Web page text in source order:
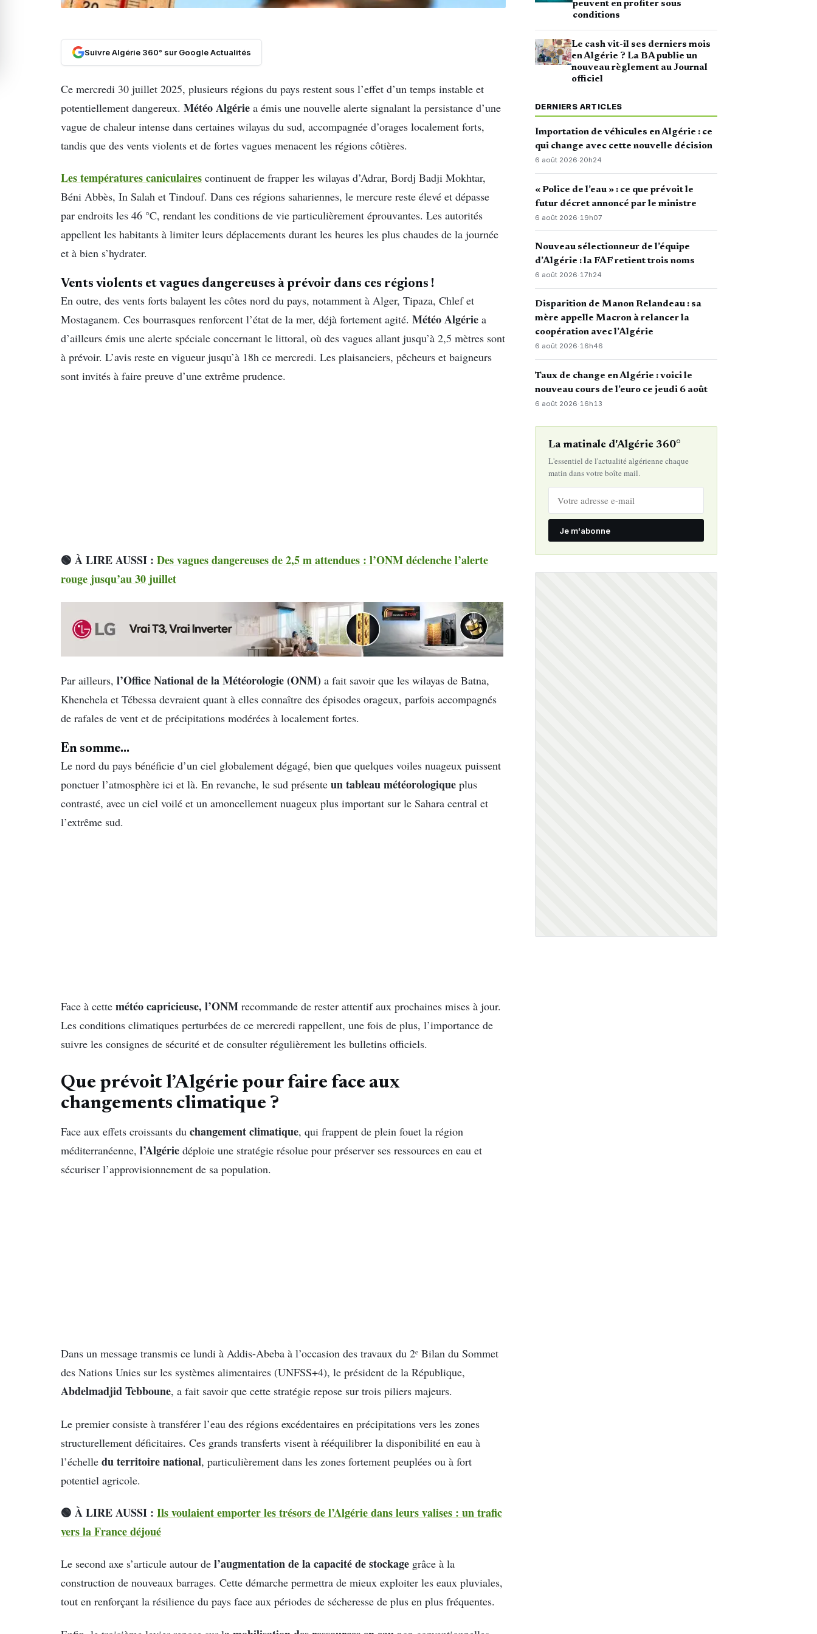
Suivre Algérie 360° sur Google Actualités
Ce mercredi 30 juillet 2025, plusieurs régions du pays restent sous l’effet d’un temps instable et
potentiellement dangereux. Météo Algérie a émis une nouvelle alerte signalant la persistance d’une
vague de chaleur intense dans certaines wilayas du sud, accompagnée d’orages localement forts,
tandis que des vents violents et de fortes vagues menacent les régions côtières.
Les températures caniculaires continuent de frapper les wilayas d’Adrar, Bordj Badji Mokhtar,
Béni Abbès, In Salah et Tindouf. Dans ces régions sahariennes, le mercure reste élevé et dépasse
par endroits les 46 °C, rendant les conditions de vie particulièrement éprouvantes. Les autorités
appellent les habitants à limiter leurs déplacements durant les heures les plus chaudes de la journée
et à bien s’hydrater.
Vents violents et vagues dangereuses à prévoir dans ces régions !
En outre, des vents forts balayent les côtes nord du pays, notamment à Alger, Tipaza, Chlef et
Mostaganem. Ces bourrasques renforcent l’état de la mer, déjà fortement agité. Météo Algérie a
d’ailleurs émis une alerte spéciale concernant le littoral, où des vagues allant jusqu’à 2,5 mètres sont
à prévoir. L’avis reste en vigueur jusqu’à 18h ce mercredi. Les plaisanciers, pêcheurs et baigneurs
sont invités à faire preuve d’une extrême prudence.
🟢 À LIRE AUSSI : Des vagues dangereuses de 2,5 m attendues : l’ONM déclenche l’alerte
rouge jusqu’au 30 juillet
Par ailleurs, l’Office National de la Météorologie (ONM) a fait savoir que les wilayas de Batna,
Khenchela et Tébessa devraient quant à elles connaître des épisodes orageux, parfois accompagnés
de rafales de vent et de précipitations modérées à localement fortes.
En somme…
Le nord du pays bénéficie d’un ciel globalement dégagé, bien que quelques voiles nuageux puissent
ponctuer l’atmosphère ici et là. En revanche, le sud présente un tableau météorologique plus
contrasté, avec un ciel voilé et un amoncellement nuageux plus important sur le Sahara central et
l’extrême sud.
Face à cette météo capricieuse, l’ONM recommande de rester attentif aux prochaines mises à jour.
Les conditions climatiques perturbées de ce mercredi rappellent, une fois de plus, l’importance de
suivre les consignes de sécurité et de consulter régulièrement les bulletins officiels.
Que prévoit l’Algérie pour faire face aux
changements climatique ?
Face aux effets croissants du changement climatique, qui frappent de plein fouet la région
méditerranéenne, l’Algérie déploie une stratégie résolue pour préserver ses ressources en eau et
sécuriser l’approvisionnement de sa population.
Dans un message transmis ce lundi à Addis-Abeba à l’occasion des travaux du 2ᵉ Bilan du Sommet
des Nations Unies sur les systèmes alimentaires (UNFSS+4), le président de la République,
Abdelmadjid Tebboune, a fait savoir que cette stratégie repose sur trois piliers majeurs.
Le premier consiste à transférer l’eau des régions excédentaires en précipitations vers les zones
structurellement déficitaires. Ces grands transferts visent à rééquilibrer la disponibilité en eau à
l’échelle du territoire national, particulièrement dans les zones fortement peuplées ou à fort
potentiel agricole.
🟢 À LIRE AUSSI : Ils voulaient emporter les trésors de l’Algérie dans leurs valises : un trafic
vers la France déjoué
Le second axe s’articule autour de l’augmentation de la capacité de stockage grâce à la
construction de nouveaux barrages. Cette démarche permettra de mieux exploiter les eaux pluviales,
tout en renforçant la résilience du pays face aux périodes de sécheresse de plus en plus fréquentes.
peuvent en profiter sous
conditions
Le cash vit-il ses derniers mois
en Algérie ? La BA publie un
nouveau règlement au Journal
officiel
DERNIERS ARTICLES
Importation de véhicules en Algérie : ce
qui change avec cette nouvelle décision
6 août 2026·20h24
« Police de l’eau » : ce que prévoit le
futur décret annoncé par le ministre
6 août 2026· 19h07
Nouveau sélectionneur de l’équipe
d’Algérie : la FAF retient trois noms
6 août 2026·17h24
Disparition de Manon Relandeau : sa
mère appelle Macron à relancer la
coopération avec l’Algérie
6 août 2026·16h46
Taux de change en Algérie : voici le
nouveau cours de l’euro ce jeudi 6 août
6 août 2026· 16h13
La matinale d'Algérie 360°
L'essentiel de l'actualité algérienne chaque
matin dans votre boîte mail.
Je m'abonne